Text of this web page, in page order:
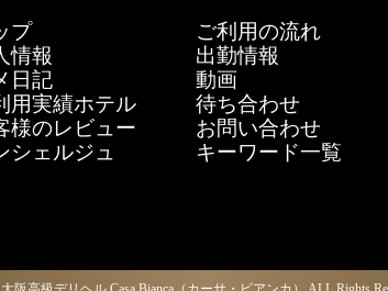
プ ご利用の流れ
情報
出勤情報
日記
動画
用実績ホテル
待ち合わせ
様のレビュー
お問い合わせ
シェルジュ
キーワード一覧